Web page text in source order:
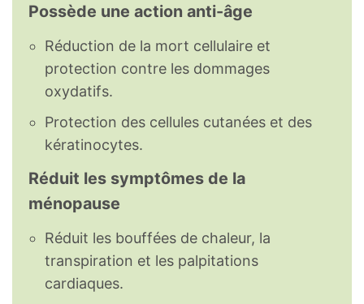
Possède une action anti-âge
Réduction de la mort cellulaire et
protection contre les dommages
oxydatifs.
Protection des cellules cutanées et des
kératinocytes.
Réduit les symptômes de la
ménopause
Réduit les bouffées de chaleur, la
transpiration et les palpitations
cardiaques.